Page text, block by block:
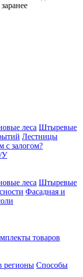
леса Штыревые
Лестницы
с залогом?
У
леса Штыревые
Фасадная и
товаров
регионы Способы